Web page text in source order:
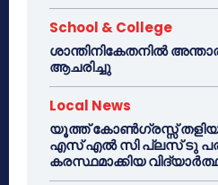
School & College
ശാന്തിനികേതനിൽ
ആചരിച്ചു
Local News
യൂത്ത് കോൺഗ്രസ്സ്
എസ് എൽ സി പ്ലസ് ടു
കരസ്ഥമാക്കിയ